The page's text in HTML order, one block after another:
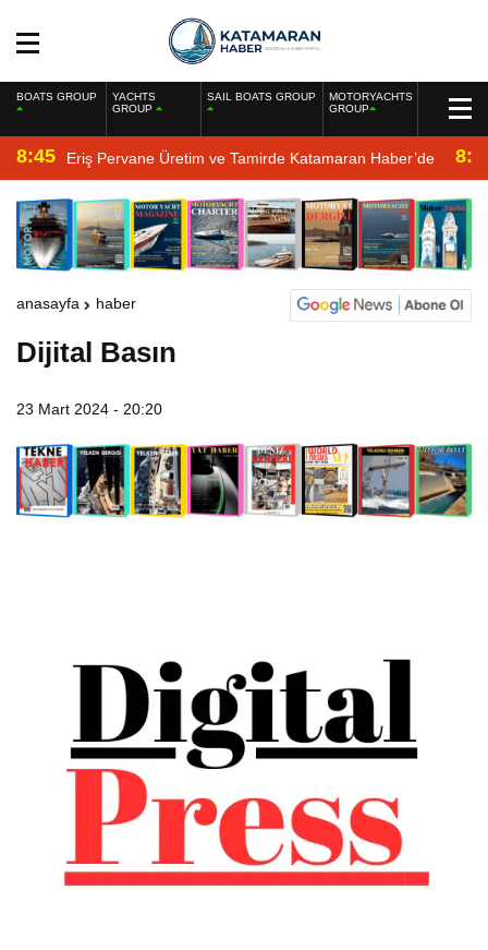
BOATS GROUP
YACHTS
GROUP
SAIL BOATS GROUP
MOTORYACHTS
GROUP
8:45 Eriş Pervane Üretim ve Tamirde Katamaran Haber’de
anasayfa haber
Dijital Basın
23 Mart 2024 - 20:20